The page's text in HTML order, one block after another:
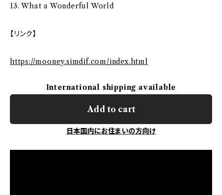
13. What a Wonderful World
【リンク】
https://mooney.simdif.com/index.html
International shipping available
Add to cart
日本国内にお住まいの方向け